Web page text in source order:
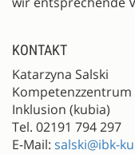
KONTAKT
Katarzyna Salski
Inklusion (kubia)
Tel. 02191 794 297
E-Mail: salski@ibk-